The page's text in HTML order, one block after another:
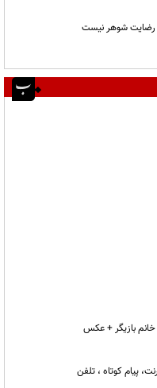
رضایت شوهر نیست
بازیگر + عکس
پیام کوتاه ، تلفن